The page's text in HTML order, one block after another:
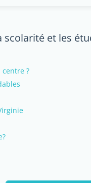
et les
?